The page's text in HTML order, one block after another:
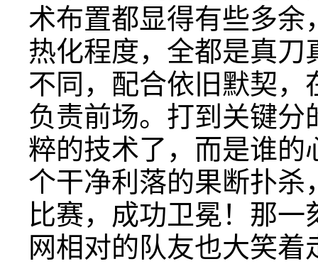
术布置都显得有些多余
热化程度，全都是真
不同，配合依旧默契
负责前场。打到关键
粹的技术了，而是谁的
个干净利落的果断扑杀
比赛，成功卫冕！那
网相对的队友也大笑着